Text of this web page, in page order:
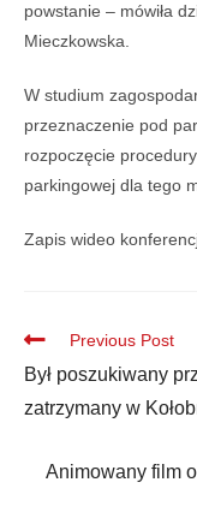
powstanie – mówiła
Mieczkowska.
W studium
przeznaczenie pod
rozpoczęcie
parkingowej dla tego
Zapis wideo
Previous Post
Był poszukiwany
zatrzymany w
Animowany film